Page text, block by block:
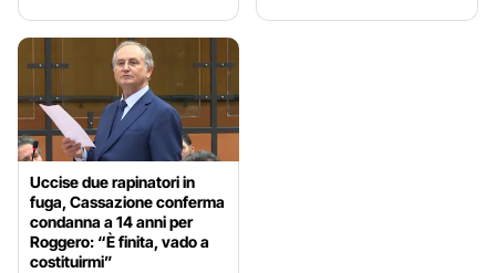
Uccise due rapinatori in
fuga, Cassazione conferma
condanna a 14 anni per
Roggero: “È finita, vado a
costituirmi”